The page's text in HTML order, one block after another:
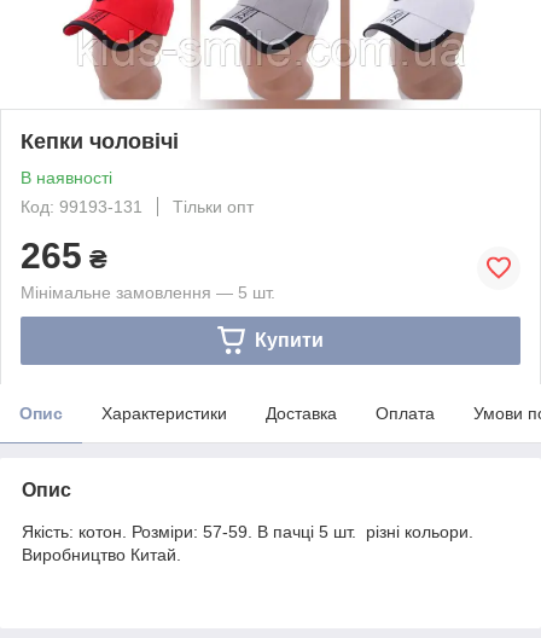
Кепки чоловічі
В наявності
Код: 99193-131
Тільки опт
265 ₴
Мінімальне замовлення — 5 шт.
Купити
Опис Характеристики Доставка Оплата Умови
Опис
Якість: котон. Розміри: 57-59. В пачці 5 шт. різні кольори.
Виробництво Китай.